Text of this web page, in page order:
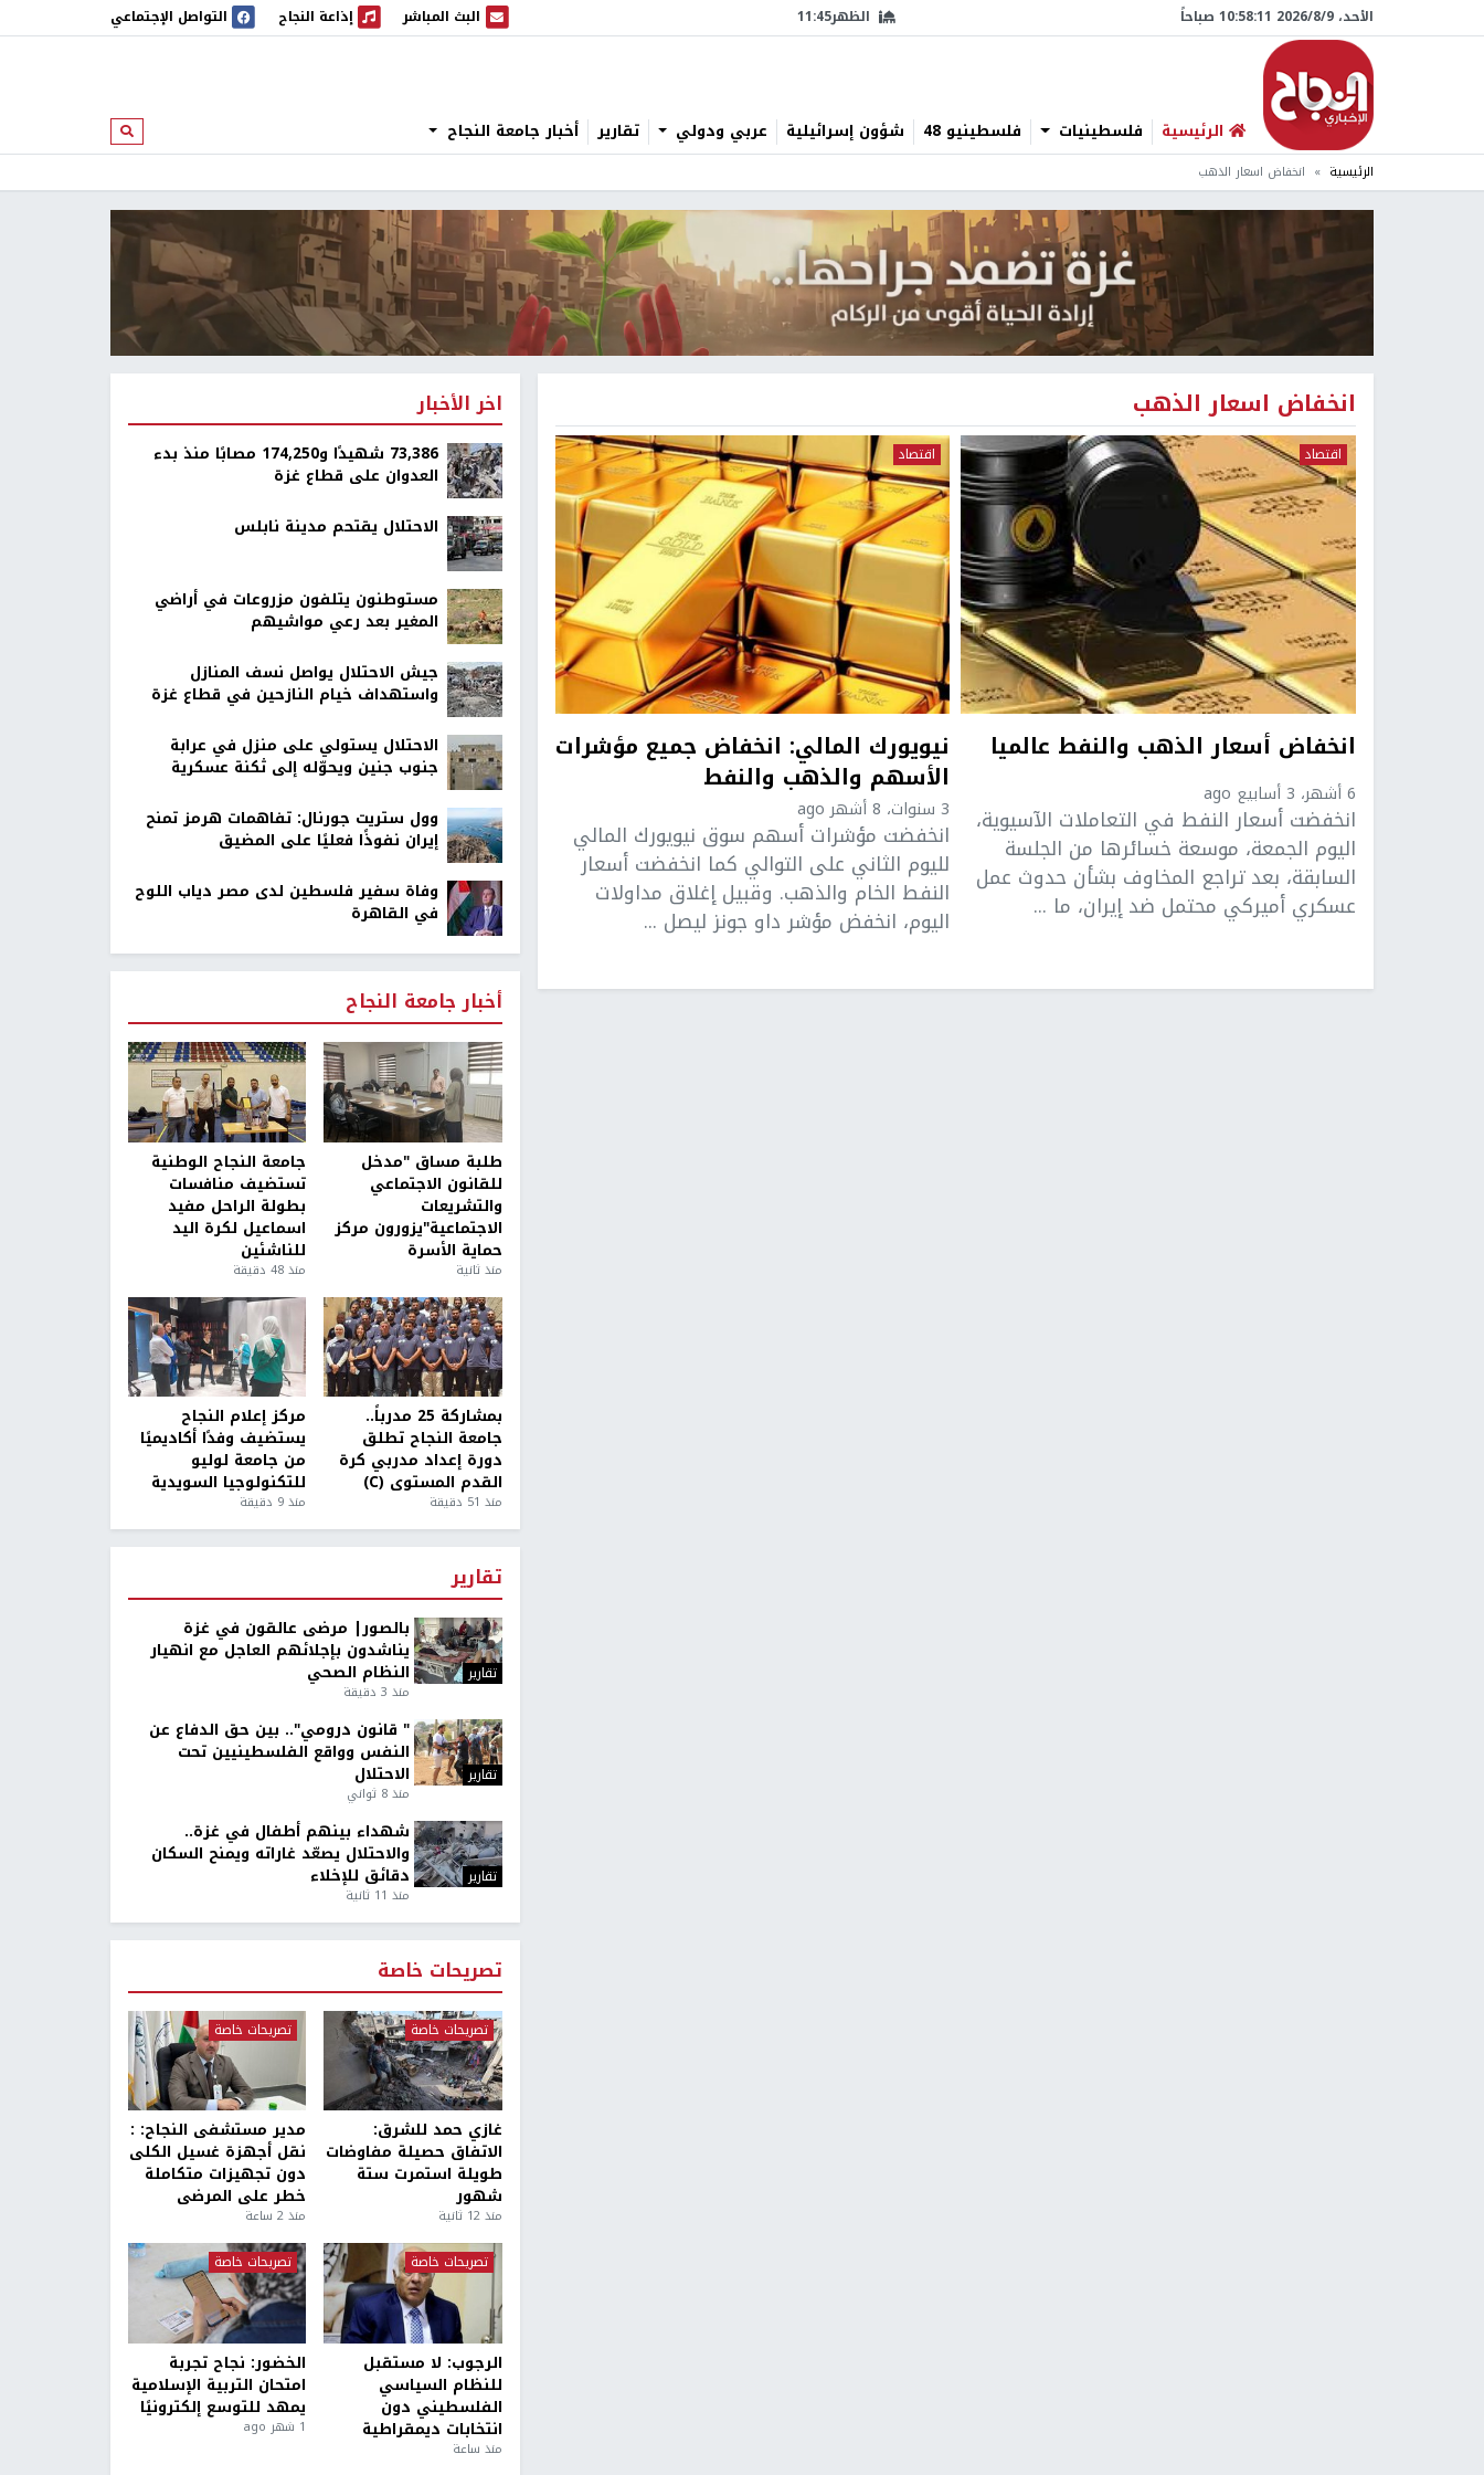
الأحد، 9/‏8/‏2026 10:58:11 صباحاً الظهر11:45 البث المباشر
البث المباشر إذاعة النجاح
إذاعة النجاح التواصل الإجتماعي
الرئيسية فلسطينيات فلسطينيو 48 شؤون إسرائيلية عربي ودولي تقارير أخبار جامعة النجاح ابحث
الرئيسية انخفاض اسعار الذهب
انخفاض اسعار الذهب
اقتصاد
انخفاض أسعار الذهب والنفط عالميا
6 أشهر، 3 أسابيع ago
انخفضت أسعار النفط في التعاملات الآسيوية،
اليوم الجمعة، موسعة خسائرها من الجلسة
السابقة، بعد تراجع المخاوف بشأن حدوث عمل
عسكري أميركي محتمل ضد إيران، ما ...
اقتصاد
نيويورك المالي: انخفاض جميع مؤشرات
الأسهم والذهب والنفط
3 سنوات، 8 أشهر ago
انخفضت مؤشرات أسهم سوق نيويورك المالي
لليوم الثاني على التوالي كما انخفضت أسعار
النفط الخام والذهب. وقبيل إغلاق مداولات
اليوم، انخفض مؤشر داو جونز ليصل ...
اخر الأخبار
73,386 شهيدًا و174,250 مصابًا منذ بدء
العدوان على قطاع غزة
الاحتلال يقتحم مدينة نابلس
مستوطنون يتلفون مزروعات في أراضي
المغير بعد رعي مواشيهم
جيش الاحتلال يواصل نسف المنازل
واستهداف خيام النازحين في قطاع غزة
الاحتلال يستولي على منزل في عرابة
جنوب جنين ويحوّله إلى ثكنة عسكرية
وول ستريت جورنال: تفاهمات هرمز تمنح
إيران نفوذًا فعليًا على المضيق
وفاة سفير فلسطين لدى مصر دياب اللوح
في القاهرة
أخبار جامعة النجاح
طلبة مساق "مدخل
للقانون الاجتماعي
والتشريعات
الاجتماعية"يزورون مركز
حماية الأسرة
منذ ثانية
جامعة النجاح الوطنية
تستضيف منافسات
بطولة الراحل مفيد
اسماعيل لكرة اليد
للناشئين
منذ 48 دقيقة
بمشاركة 25 مدرباً..
جامعة النجاح تطلق
دورة إعداد مدربي كرة
القدم المستوى (C)
منذ 51 دقيقة
مركز إعلام النجاح
يستضيف وفدًا أكاديميًا
من جامعة لوليو
للتكنولوجيا السويدية
منذ 9 دقيقة
تقارير
تقارير
بالصور| مرضى عالقون في غزة
يناشدون بإجلائهم العاجل مع انهيار
النظام الصحي
منذ 3 دقيقة
تقارير
" قانون درومي".. بين حق الدفاع عن
النفس وواقع الفلسطينيين تحت
الاحتلال
منذ 8 ثواني
تقارير
شهداء بينهم أطفال في غزة..
والاحتلال يصعّد غاراته ويمنح السكان
دقائق للإخلاء
منذ 11 ثانية
تصريحات خاصة
تصريحات خاصة
غازي حمد للشرق:
الاتفاق حصيلة مفاوضات
طويلة استمرت ستة
شهور
منذ 12 ثانية
تصريحات خاصة
مدير مستشفى النجاح: :
نقل أجهزة غسيل الكلى
دون تجهيزات متكاملة
خطر على المرضى
منذ 2 ساعة
تصريحات خاصة
الرجوب: لا مستقبل
للنظام السياسي
الفلسطيني دون
انتخابات ديمقراطية
منذ ساعة
تصريحات خاصة
الخضور: نجاح تجربة
امتحان التربية الإسلامية
يمهد للتوسع إلكترونيًا
1 شهر ago